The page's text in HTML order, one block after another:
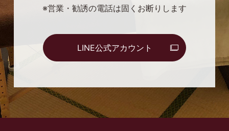
※営業・勧誘の電話は固くお断りします
LINE公式アカウント